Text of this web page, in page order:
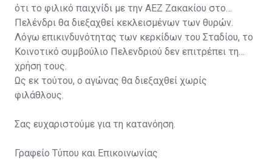
ότι το φιλικό παιχνίδι με την ΑΕΖ Ζακακίου στο
Πελένδρι θα διεξαχθεί κεκλεισμένων των θυρών.
Λόγω επικινδυνότητας των κερκίδων του Σταδίου, το
Κοινοτικό συμβούλιο Πελενδριού δεν επιτρέπει τη
χρήση τους.
Ως εκ τούτου, ο αγώνας θα διεξαχθεί χωρίς
φιλάθλους.
Σας ευχαριστούμε για τη κατανόηση.
Γραφείο Τύπου και Επικοινωνίας